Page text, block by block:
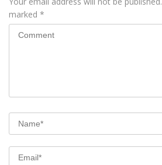
marked *